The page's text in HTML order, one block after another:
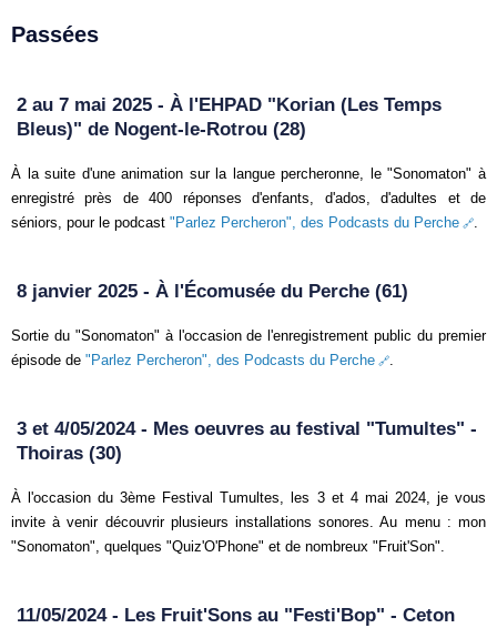
Passées
2 au 7 mai 2025 - À l'EHPAD "Korian (Les Temps
Bleus)" de Nogent-le-Rotrou (28)
À la suite d'une animation sur la langue percheronne, le "Sonomaton" à
enregistré près de 400 réponses d'enfants, d'ados, d'adultes et de
séniors, pour le podcast "Parlez Percheron", des Podcasts du Perche .
8 janvier 2025 - À l'Écomusée du Perche (61)
Sortie du "Sonomaton" à l'occasion de l'enregistrement public du premier
épisode de "Parlez Percheron", des Podcasts du Perche .
3 et 4/05/2024 - Mes oeuvres au festival "Tumultes" -
Thoiras (30)
À l'occasion du 3ème Festival Tumultes, les 3 et 4 mai 2024, je vous
invite à venir découvrir plusieurs installations sonores. Au menu : mon
"Sonomaton", quelques "Quiz'O'Phone" et de nombreux "Fruit'Son".
11/05/2024 - Les Fruit'Sons au "Festi'Bop" - Ceton